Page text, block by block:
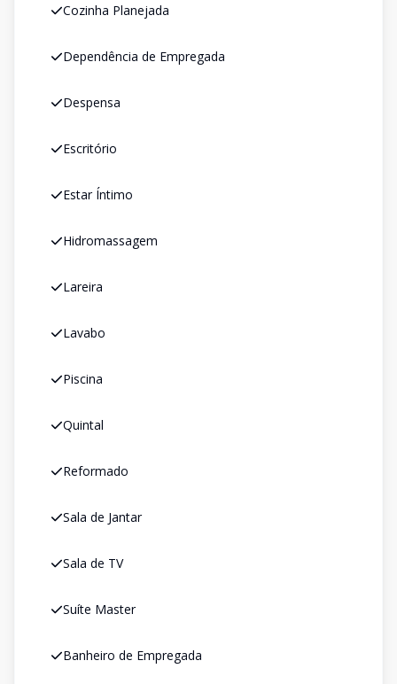
Cozinha Planejada
Dependência de Empregada
Despensa
Escritório
Estar Íntimo
Hidromassagem
Lareira
Lavabo
Piscina
Quintal
Reformado
Sala de Jantar
Sala de TV
Suíte Master
Banheiro de Empregada